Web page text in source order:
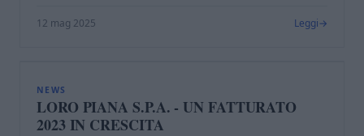
12 mag 2025 Leggi
NEWS
LORO PIANA S.P.A. - UN FATTURATO
2023 IN CRESCITA